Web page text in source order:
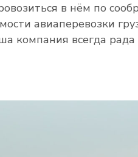
в нём по
авиаперевозки
компания всегда